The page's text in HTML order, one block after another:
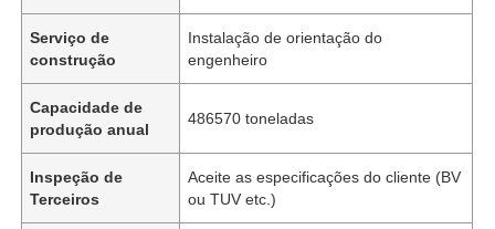
Serviço de
construção
Instalação de orientação do
engenheiro
Capacidade de
produção anual
486570 toneladas
Inspeção de
Terceiros
Aceite as especificações do cliente (BV
ou TUV etc.)